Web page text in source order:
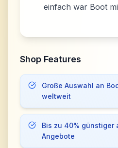
einfach war Boot
Shop Features
Große Auswahl an
weltweit
Bis zu 40% günstiger
Angebote